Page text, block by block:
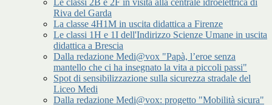
Le classi 2B e 2F in visita alla centrale idroelettrica di
Riva del Garda
La classe 4H1M in uscita didattica a Firenze
Le classi 1H e 1I dell'Indirizzo Scienze Umane in uscita
didattica a Brescia
Dalla redazione Medi@vox "Papà, l’eroe senza
mantello che ci ha insegnato la vita a piccoli passi"
Spot di sensibilizzazione sulla sicurezza stradale del
Liceo Medi
Dalla redazione Medi@vox: progetto "Mobilità sicura"